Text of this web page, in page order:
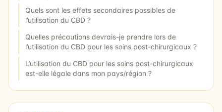
Quels sont les effets secondaires possibles de
l’utilisation du CBD ?
Quelles précautions devrais-je prendre lors de
l’utilisation du CBD pour les soins post-chirurgicaux ?
L’utilisation du CBD pour les soins post-chirurgicaux
est-elle légale dans mon pays/région ?